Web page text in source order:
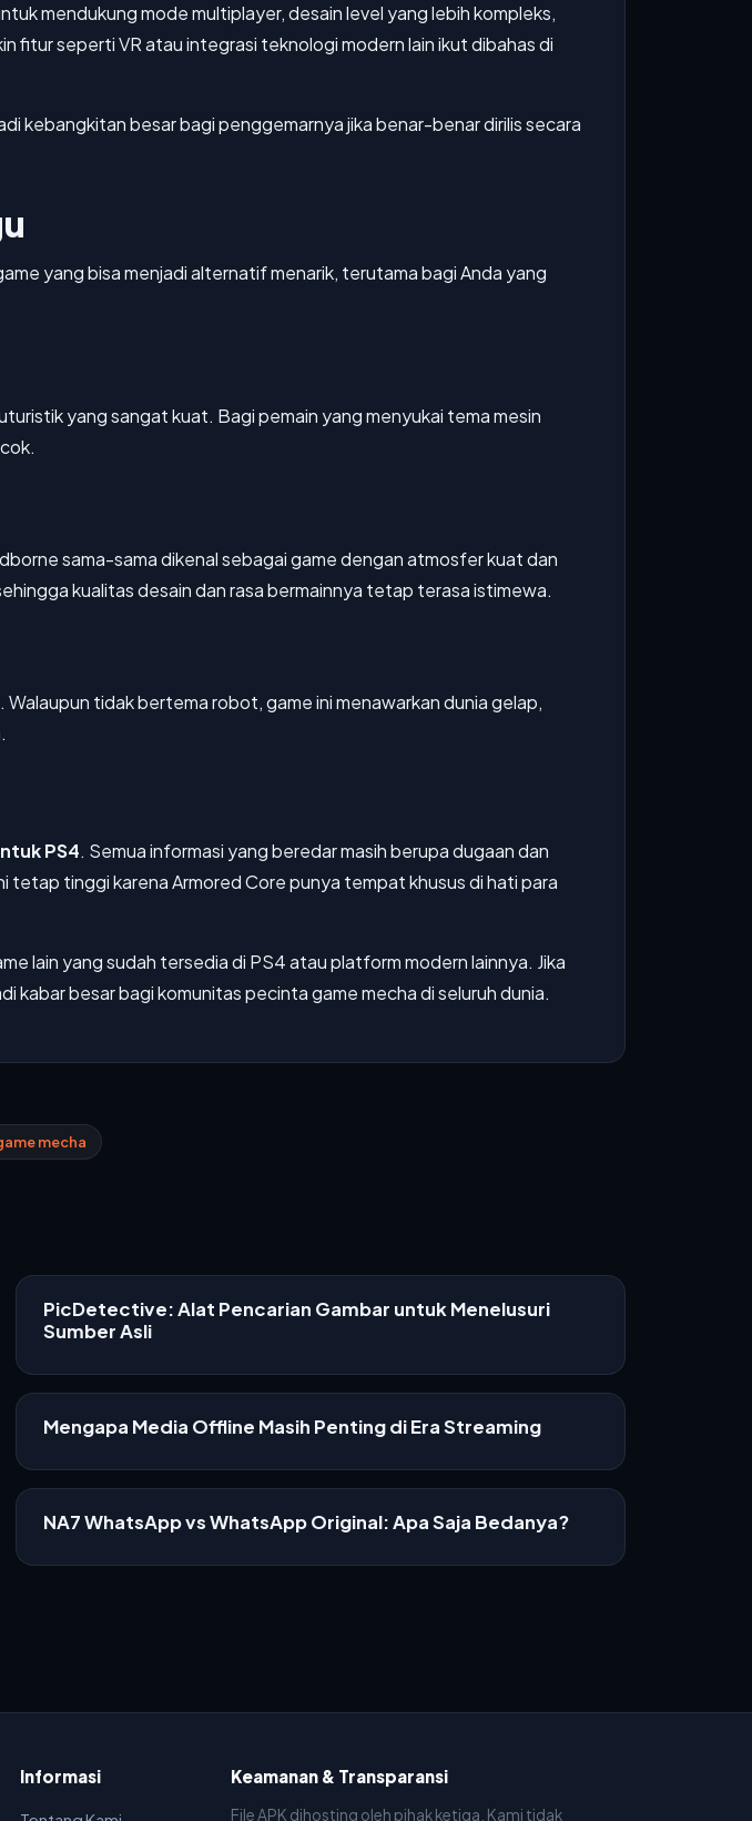
mendukung mode multiplayer, desain level yang lebih kompleks,
fitur seperti VR atau integrasi teknologi modern lain ikut dibahas di
kebangkitan besar bagi penggemarnya jika benar-benar dirilis secara
yang bisa menjadi alternatif menarik, terutama bagi Anda yang
yang sangat kuat. Bagi pemain yang menyukai tema mesin
sama-sama dikenal sebagai game dengan atmosfer kuat dan
kualitas desain dan rasa bermainnya tetap terasa istimewa.
tidak bertema robot, game ini menawarkan dunia gelap,
PS4. Semua informasi yang beredar masih berupa dugaan dan
tetap tinggi karena Armored Core punya tempat khusus di hati para
lain yang sudah tersedia di PS4 atau platform modern lainnya. Jika
kabar besar bagi komunitas pecinta game mecha di seluruh dunia.
mecha
PicDetective: Alat Pencarian Gambar untuk Menelusuri
Sumber Asli
Mengapa Media Offline Masih Penting di Era Streaming
NA7 WhatsApp vs WhatsApp Original: Apa Saja Bedanya?
Informasi Keamanan & Transparansi
File APK dihosting oleh pihak ketiga. Kami tidak